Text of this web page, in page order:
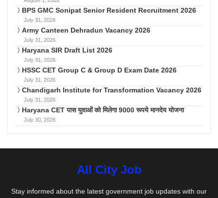
BPS GMC Sonipat Senior Resident Recruitment 2026
July 31, 2026
Army Canteen Dehradun Vacancy 2026
July 31, 2026
Haryana SIR Draft List 2026
July 31, 2026
HSSC CET Group C & Group D Exam Date 2026
July 31, 2026
Chandigarh Institute for Transformation Vacancy 2026
July 31, 2026
Haryana CET पास युवाओं को मिलेगा 9000 रूपये मानदेय योजना
July 30, 2026
All City Job
Stay informed about the latest government job updates with our